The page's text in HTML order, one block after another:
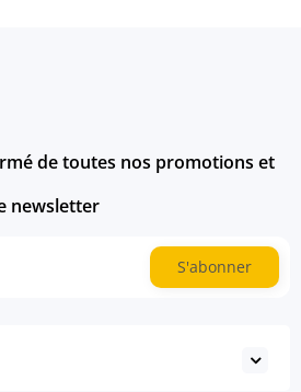
de toutes nos promotions et
newsletter
S'abonner